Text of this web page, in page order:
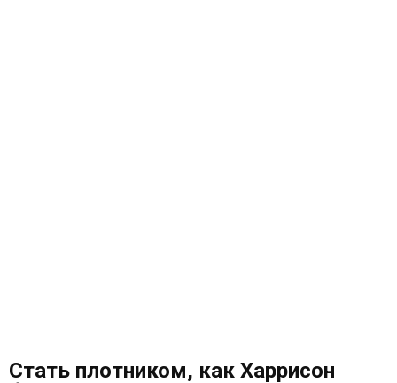
Стать плотником, как Харрисон